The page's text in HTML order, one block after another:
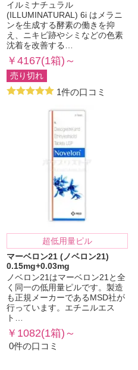
イルミナチュラル
(ILLUMINATURAL) 6i はメラニ
ンを生成する酵素の働きを抑
え、ニキビ跡やシミなどの色素
沈着を改善する…
￥4167(1箱)～
売り切れ
1件の口コミ
超低用量ピル
マーベロン21 (ノベロン21)
0.15mg+0.03mg
ノベロン21はマーベロン21と全
く同一の低用量ピルです。製造
も正規メーカーであるMSD社が
行っています。エチニルエス
ト…
￥1082(1箱)～
0件の口コミ